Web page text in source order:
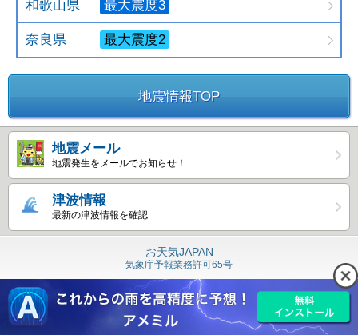
和歌山県 最大震度3
奈良県 最大震度2
地震情報TOP
地震メール
地震発生をメールでお知らせ！
津波情報
最新の津波情報を確認
お天気JAPAN
気象庁予報業務許可65号
Copyright © 島津ビジネスシステムズ